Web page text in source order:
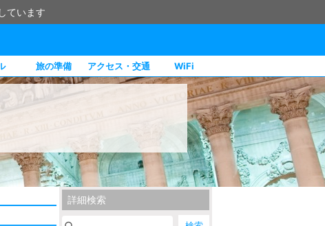
ています
旅の準備 アクセス・交通 WiFi
詳細検索